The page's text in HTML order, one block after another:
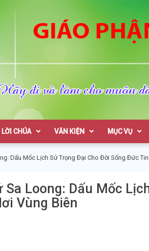
Tum
LỜI CHÚA VĂN KIỆN MỤC VỤ
Dấu Mốc Lịch Sử Trọng Đại Cho Đời Sống Đức
Sa Loong: Dấu Mốc
Vùng Biên